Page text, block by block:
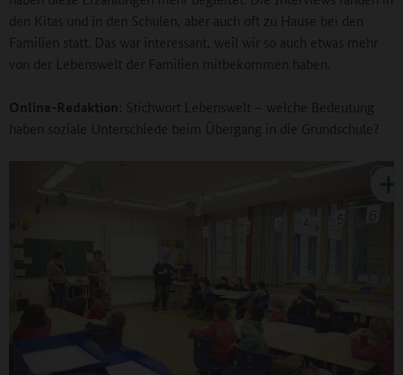
den Kitas und in den Schulen, aber auch oft zu Hause bei den
Familien statt. Das war interessant, weil wir so auch etwas mehr
von der Lebenswelt der Familien mitbekommen haben.
Online-Redaktion:
Stichwort Lebenswelt – welche Bedeutung
haben soziale Unterschiede beim Übergang in die Grundschule?